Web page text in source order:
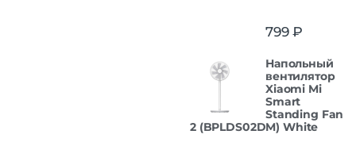
799₽
Напольный
вентилятор
Xiaomi Mi
Smart
Standing Fan
2 (BPLDS02DM) White